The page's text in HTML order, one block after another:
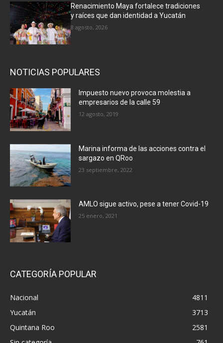
Renacimiento Maya fortalece tradiciones
y raíces que dan identidad a Yucatán
8 agosto, 2026
NOTICIAS POPULARES
Impuesto nuevo provoca molestia a
empresarios de la calle 59
12 agosto, 2019
Marina informa de las acciones contra el
sargazo en QRoo
23 septiembre, 2022
AMLO sigue activo, pese a tener Covid-19
25 enero, 2021
CATEGORÍA POPULAR
Nacional
4811
Yucatán
3713
Quintana Roo
2581